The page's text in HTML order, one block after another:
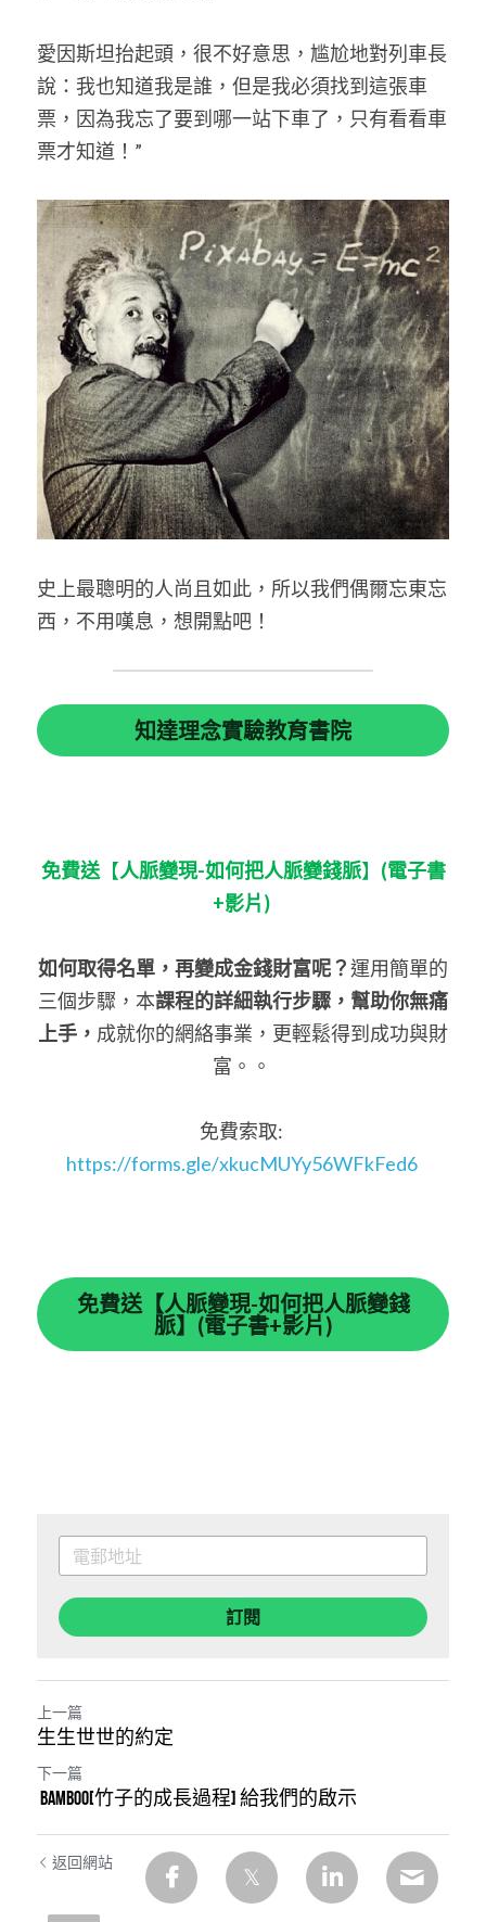
愛因斯坦抬起頭，很不好意思，尴尬地對列車長
說：我也知道我是誰，但是我必須找到這張車
票，因為我忘了要到哪一站下車了，只有看看車
票才知道！”
史上最聰明的人尚且如此，所以我們偶爾忘東忘
西，不用嘆息，想開點吧！
知達理念實驗教育書院
免費送【人脈變現-如何把人脈變錢脈】 (電子書
+影片)
如何取得名單，再變成金錢財富呢？運用簡單的
三個步驟，本課程的詳細執行步驟，幫助你無痛
上手， 成就你的網絡事業，更輕鬆得到成功與財
富。。
https://forms.gle/xkucMUYy56WFkFed6
免費送【人脈變現-如何把人脈變錢
脈】(電子書+影片)
訂閱
上一篇
生生世世的約定
下一篇
bamboo[竹子的成長過程] 給我們的啟示
返回網站